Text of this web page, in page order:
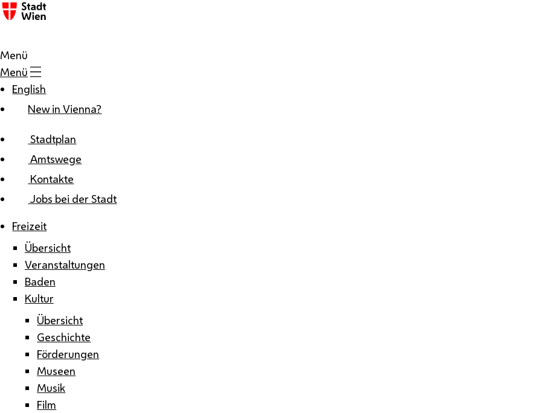
Zum Inhalt
Menü
Menü
English
New in Vienna?
Stadtplan
Amtswege
Kontakte
Jobs bei der Stadt
Freizeit
Übersicht
Veranstaltungen
Baden
Kultur
Übersicht
Geschichte
Förderungen
Museen
Musik
Film